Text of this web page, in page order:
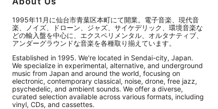
1995年11月に仙台市青葉区本町にて開業。電子音楽、現代音
楽、ノイズ、ドローン、ジャズ、サイケデリック、環境音楽な
どの輸入盤を中心に、エクスペリメンタル、オルタナティブ、
アンダーグラウンドな音楽を各種取り揃えています。
Established in 1995. We're located in Sendai-city, Japan.
We specialize in experimental, alternative, and underground
music from Japan and around the world, focusing on
electronic, contemporary classical, noise, drone, free jazz,
psychedelic, and ambient sounds. We offer a diverse,
curated selection available across various formats, including
vinyl, CDs, and cassettes.